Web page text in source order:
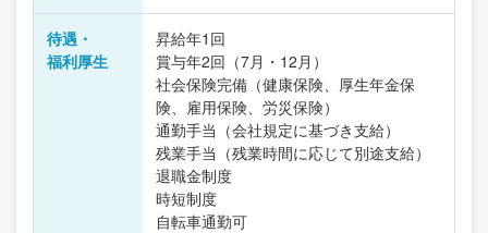
待遇・
福利厚生
昇給年1回
賞与年2回（7月・12月）
社会保険完備（健康保険、厚生年金保
険、雇用保険、労災保険）
通勤手当（会社規定に基づき支給）
残業手当（残業時間に応じて別途支給）
退職金制度
時短制度
自転車通勤可